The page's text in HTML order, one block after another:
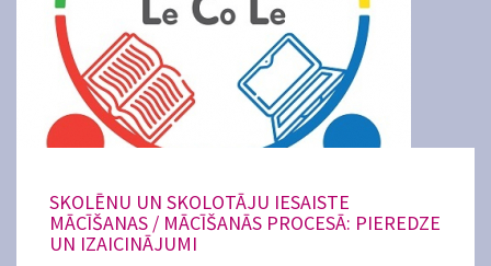
SKOLĒNU UN SKOLOTĀJU IESAISTE
MĀCĪŠANAS / MĀCĪŠANĀS PROCESĀ: PIEREDZE
UN IZAICINĀJUMI